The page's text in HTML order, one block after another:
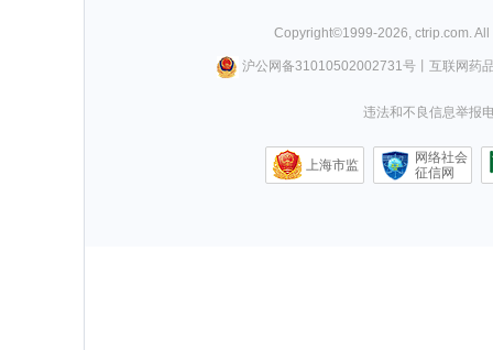
Copyright©1999-2026 ctrip.com .
沪公网备31010502002731号丨 互联网药
违法和不良信息举报
上海市监
网络社会
征信网